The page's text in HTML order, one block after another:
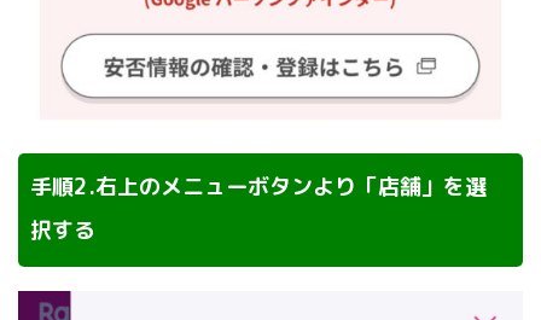
手順2.右上のメニューボタンより「店舗」を選
択する